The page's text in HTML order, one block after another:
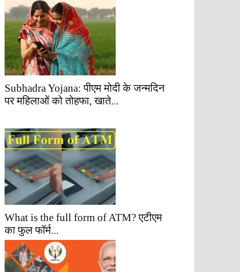
Subhadra Yojana: पीएम मोदी के जन्मदिन
पर महिलाओं को तोहफा, खाते...
What is the full form of ATM? एटीएम
का फुल फॉर्म...